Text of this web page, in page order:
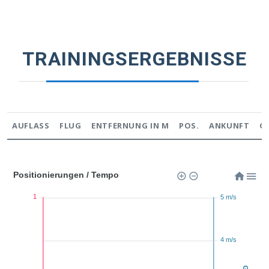
TRAININGSERGEBNISSE
AUFLASS FLUG ENTFERNUNG IN M POS. ANKUNFT
Positionierungen / Tempo
1 5 m/s
4 m/s